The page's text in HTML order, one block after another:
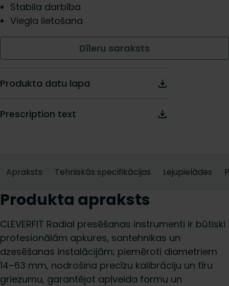
Stabila darbība
Viegla lietošana
Dīleru saraksts
Produkta datu lapa
Prescription text
Apraksts Tehniskās specifikācijas Lejupielādes
Produkta apraksts
CLEVERFIT Radial presēšanas instrumenti ir būtiski
profesionālām apkures, santehnikas un
dzesēšanas instalācijām; piemēroti diametriem
14–63 mm, nodrošina precīzu kalibrāciju un tīru
griezumu, garantējot apļveida formu un